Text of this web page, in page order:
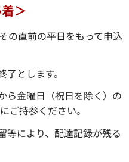
＞
の直前の平日をもって申込
とします。
ら金曜日（祝日を除く）の
ご持参ください。
等により、配達記録が残る